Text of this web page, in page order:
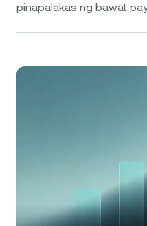
pinapalakas ng bawat